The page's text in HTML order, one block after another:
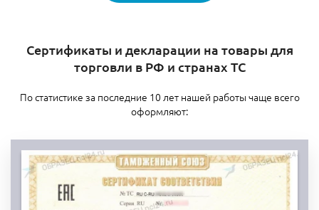
Сертификаты и декларации на товары для
торговли в РФ и странах ТС
По статистике за последние 10 лет нашей работы чаще всего
оформляют: